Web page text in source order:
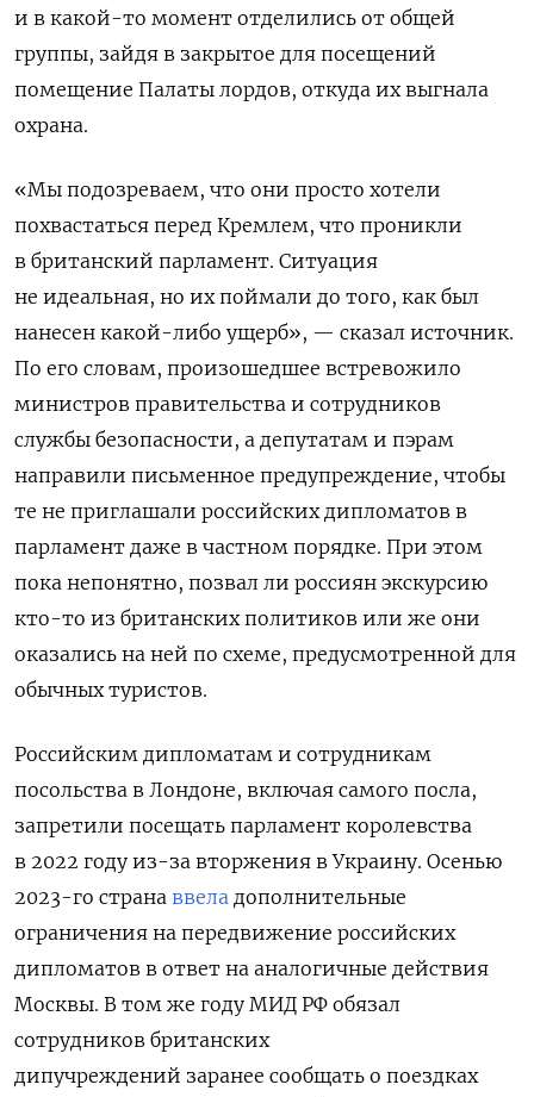
и в какой-то момент отделились от общей
группы, зайдя в закрытое для посещений
помещение Палаты лордов, откуда их выгнала
охрана.
«Мы подозреваем, что они просто хотели
похвастаться перед Кремлем, что проникли
в британский парламент. Ситуация
не идеальная, но их поймали до того, как был
нанесен какой-либо ущерб», — сказал источник.
По его словам, произошедшее встревожило
министров правительства и сотрудников
службы безопасности, а депутатам и пэрам
направили письменное предупреждение, чтобы
те не приглашали российских дипломатов в
парламент даже в частном порядке. При этом
пока непонятно, позвал ли россиян экскурсию
кто-то из британских политиков или же они
оказались на ней по схеме, предусмотренной для
обычных туристов.
Российским дипломатам и сотрудникам
посольства в Лондоне, включая самого посла,
запретили посещать парламент королевства
в 2022 году из-за вторжения в Украину. Осенью
2023-го страна ввела дополнительные
ограничения на передвижение российских
дипломатов в ответ на аналогичные действия
Москвы. В том же году МИД РФ обязал
сотрудников британских
дипучреждений заранее сообщать о поездках